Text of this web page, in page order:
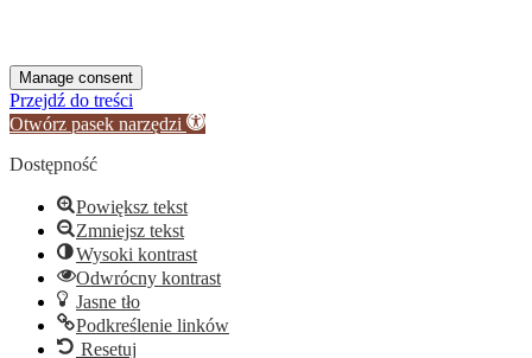
Manage consent
Przejdź do treści
Otwórz pasek narzędzi
Dostępność
Powiększ tekst
Zmniejsz tekst
Wysoki kontrast
Odwrócny kontrast
Jasne tło
Podkreślenie linków
Resetuj